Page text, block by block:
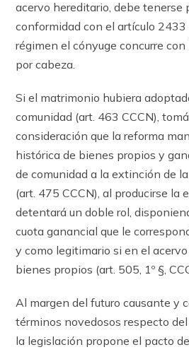
acervo hereditario, debe tenerse
conformidad con el ar­tícu­lo 2433
régimen el cónyuge concurre
por cabeza.
Si el matrimonio hubiera
comunidad (art. 463 CCCN),
consideración que la reforma
histórica de bienes propios y
de comunidad a la extinción de
(art. 475 CCCN), al producirse la
detentará un doble rol,
cuota ganancial que le
y como legitimario si en el
bienes propios (art. 505, 1º §,
Al margen del futuro causante y
términos novedosos respecto
la legislación propone el pacto